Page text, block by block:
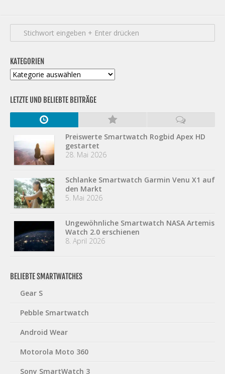
KATEGORIEN
Kategorien
LETZTE UND BELIEBTE BEITRÄGE
Preiswerte Smartwatch Rogbid Apex HD
gestartet
28. Mai 2026
Schlanke Smartwatch Garmin Venu X1 auf
den Markt
5. Mai 2026
Ungewöhnliche Smartwatch NASA Artemis
Watch 2.0 erschienen
8. April 2026
BELIEBTE SMARTWATCHES
Gear S
Pebble Smartwatch
Android Wear
Motorola Moto 360
Sony SmartWatch 3